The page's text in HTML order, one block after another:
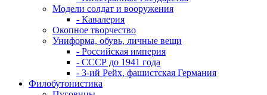
Модели солдат и вооружения
- Кавалерия
Окопное творчество
Униформа, обувь, личные вещи
- Российская империя
- СССР до 1941 года
- 3-ий Рейх, фашистская Германия
Филобутонистика